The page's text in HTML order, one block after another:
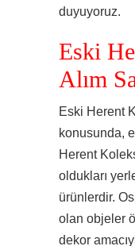
duyuyoruz.
Eski
Alım
Eski Herent
konusunda,
Herent
oldukları
ürünlerdir.
olan objeler
dekor